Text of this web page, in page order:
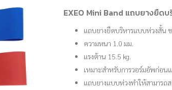
EXEO Mini Band แถบยางยืด
แถบยางยืดบริหารแบบห่วงสั้น
ความหนา 1.0 มม.
แรงต้าน 15.5 kg.
เหมาะสำหรับการวอร์มอัพก่อน
แถบยางแบบห่วงทำให้สามารถ